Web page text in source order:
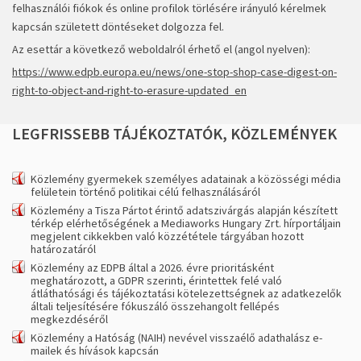
felhasználói fiókok és online profilok törlésére irányuló kérelmek
kapcsán született döntéseket dolgozza fel.
Az esettár a következő weboldalról érhető el (angol nyelven):
https://www.edpb.europa.eu/news/one-stop-shop-case-digest-on-
right-to-object-and-right-to-erasure-updated_en
LEGFRISSEBB TÁJÉKOZTATÓK, KÖZLEMÉNYEK
Közlemény gyermekek személyes adatainak a közösségi média
felületein történő politikai célú felhasználásáról
Közlemény a Tisza Pártot érintő adatszivárgás alapján készített
térkép elérhetőségének a Mediaworks Hungary Zrt. hírportáljain
megjelent cikkekben való közzététele tárgyában hozott
határozatáról
Közlemény az EDPB által a 2026. évre prioritásként
meghatározott, a GDPR szerinti, érintettek felé való
átláthatósági és tájékoztatási kötelezettségnek az adatkezelők
általi teljesítésére fókuszáló összehangolt fellépés
megkezdéséről
Közlemény a Hatóság (NAIH) nevével visszaélő adathalász e-
mailek és hívások kapcsán